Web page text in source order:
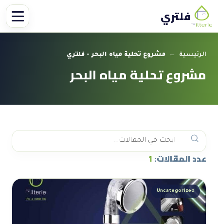
فلتري
الرئيسية ← مشروع تحلية مياه البحر - فلتري
مشروع تحلية مياه البحر
عدد المقالات:1
Uncategorized